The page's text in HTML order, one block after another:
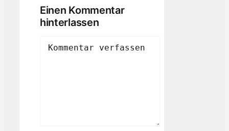
Einen Kommentar
hinterlassen
Comment